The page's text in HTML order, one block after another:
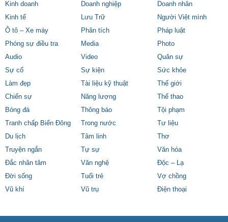
Kinh doanh
Doanh nghiệp
Doanh nhân
Kinh tế
Lưu Trữ
Người Việt mình
Ô tô – Xe máy
Phân tích
Pháp luật
Phóng sự điều tra
Media
Photo
Audio
Video
Quân sự
Sự cố
Sự kiện
Sức khỏe
Làm đẹp
Tài liệu kỹ thuật
Thế giới
Chiến sự
Năng lượng
Thể thao
Bóng đá
Thông báo
Tội phạm
Tranh chấp Biển Đông
Trong nước
Tư liệu
Du lịch
Tâm linh
Thơ
Truyện ngắn
Tự sự
Văn hóa
Đắc nhân tâm
Văn nghệ
Độc – Lạ
Đời sống
Tuổi trẻ
Vợ chồng
Vũ khí
Vũ trụ Điện thoại